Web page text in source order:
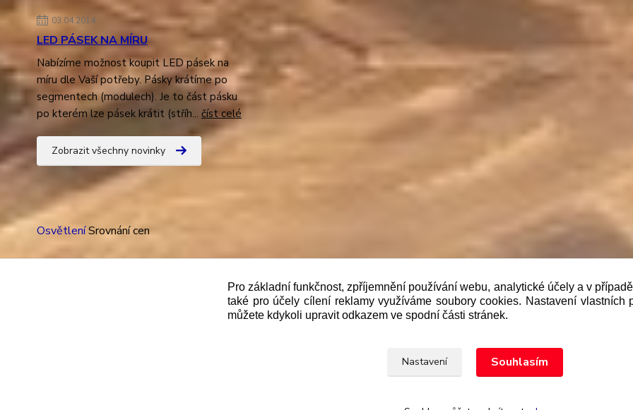
03.04.2014
LED PÁSEK NA MÍRU
Nabízíme možnost koupit LED pásek na
míru dle Vaší potřeby. Pásky krátíme po
segmentech (modulech). Je to část pásku
po kterém lze pásek krátit (stříh... číst celé
Zobrazit všechny novinky
OsvětleníSrovnání cen
zákona č. 112/mmmmm2016 Sb. o evidenci tržeb je prodávající povinen vystavit kupujícímu účtenku.
správce daně online; v případě technického výpadku pak nejpozději do 48 hodin.“
Upravit sběr cookies.
Pro základní funkčnost, zpříjemnění používání webu, analytické účely a v
také pro účely cílení reklamy využíváme soubory cookies. Nastavení vlastních
můžete kdykoli upravit odkazem ve spodní části stránek.
Nastavení Souhlasím